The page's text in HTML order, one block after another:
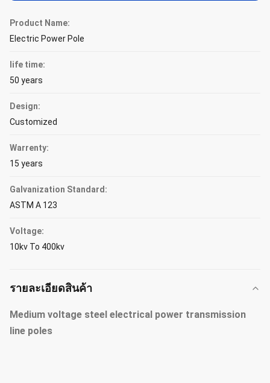
Product Name:
Electric Power Pole
life time:
50 years
Design:
Customized
Warrenty:
15 years
Galvanization Standard:
ASTM A 123
Voltage:
10kv To 400kv
รายละเอียดสินค้า
Medium voltage steel electrical power transmission
line poles